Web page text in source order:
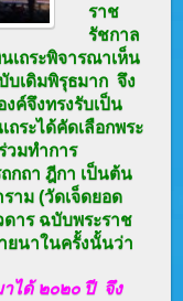
ราช
รัชกาล
ถระพิจารณาเห็น
บเดิมพิรุธมาก จึง
ค์จึงทรงรับเป็น
ระได้คัดเลือกพระ
วมทำการ
กถา ฎีกา เป็นต้น
าม (วัดเจ็ดยอด
าร ฉบับพระราช
ยนาในครั้งนั้นว่า
ได้ ๒๐๒๐ ปี จึง